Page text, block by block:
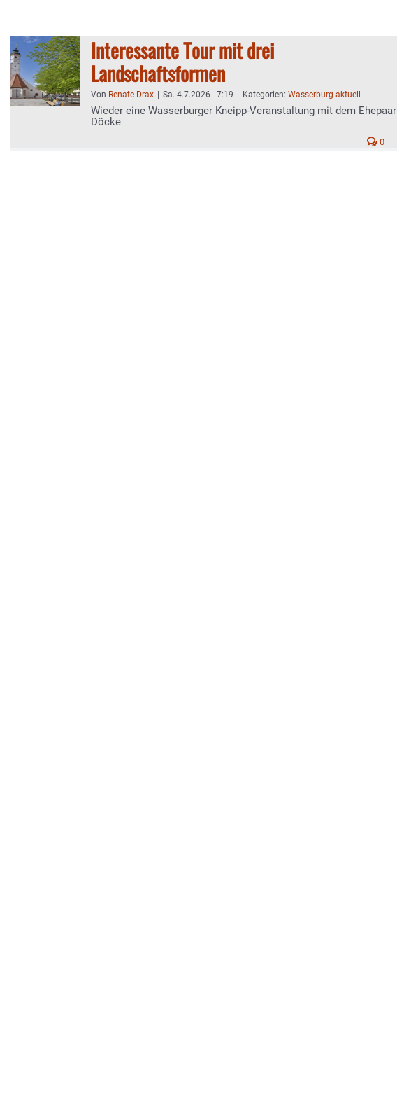
Interessante Tour mit drei
Landschaftsformen
Von Renate Drax Sa. 4.7.2026 - 7:19 Kategorien: Wasserburg aktuell
Wieder eine Wasserburger Kneipp-Veranstaltung mit dem Ehepaar
Döcke
0